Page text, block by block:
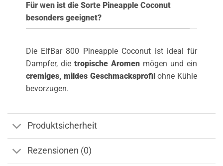
Für wen ist die Sorte Pineapple Coconut
besonders geeignet?
Die ElfBar 800 Pineapple Coconut ist ideal für
Dampfer, die tropische Aromen mögen und ein
cremiges, mildes Geschmacksprofilohne Kühle
bevorzugen.
Produktsicherheit
Rezensionen (0)